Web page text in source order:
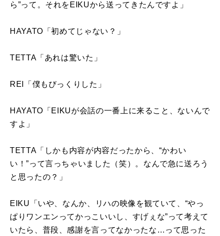
ら”って。それを EIKUから送ってきたんですよ」
HAYATO「初めてじゃない？」
TETTA「あれは驚いた」
REI「僕もびっくりした」
HAYATO「 EIKUが会話の一番上に来ること、ないんで
すよ」
TETTA「しかも内容が内容だったから、“かわい
い！”って言っちゃいました（笑）。なんで急に送ろう
と思ったの？」
EIKU「いや、なんか、リハの映像を観ていて、“やっ
ぱりワンエンってかっこいいし、すげぇな”って考えて
いたら、普段、感謝を言ってなかったな…って思った